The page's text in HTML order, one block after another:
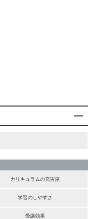
カリキュラムの充実度
学習のしやすさ
受講効果